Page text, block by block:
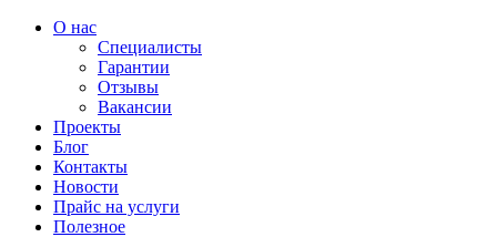
О нас
Специалисты
Гарантии
Отзывы
Вакансии
Проекты
Блог
Контакты
Новости
Прайс на услуги
Полезное